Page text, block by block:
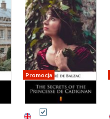
Promocja